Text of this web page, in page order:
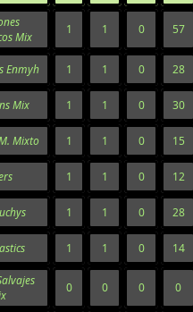
Mix
1 1 0 57
Enmyh 1 1 0 28
Mix 1 1 0 30
Mixto 1 1 0 15
1 1 0 12
1 1 0 28
1 1 0 14
0 0 0 0